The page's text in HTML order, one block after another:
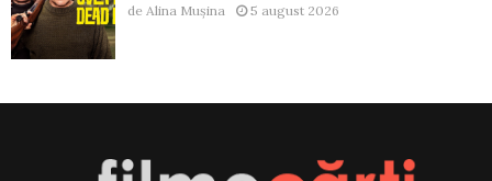
de Alina Mușina 5 august 2026